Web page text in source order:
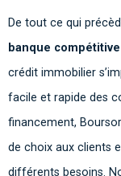
De tout ce qui
banque
crédit immobilier
facile et rapide des
financement,
de choix aux clients
différents besoins.